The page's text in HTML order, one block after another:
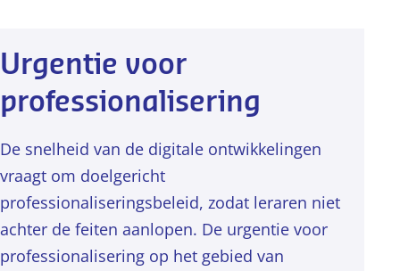
Urgentie voor
professionalisering
De snelheid van de digitale ontwikkelingen
vraagt om doelgericht
professionaliseringsbeleid, zodat leraren niet
achter de feiten aanlopen. De urgentie voor
professionalisering op het gebied van